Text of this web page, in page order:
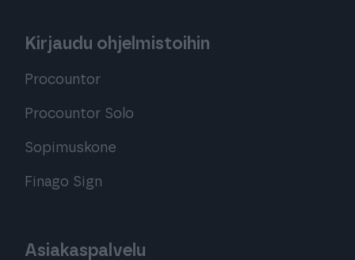
Kirjaudu ohjelmistoihin
Procountor
Procountor Solo
Sopimuskone
Finago Sign
Asiakaspalvelu